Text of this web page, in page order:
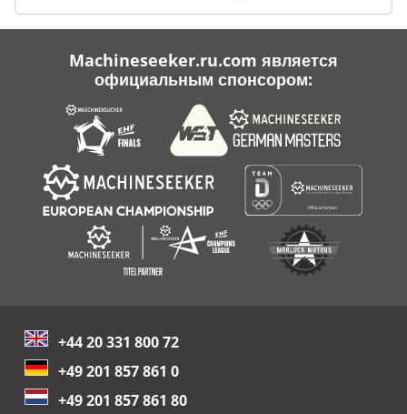
Machineseeker.ru.com является
официальным спонсором:
+44 20 331 800 72
+49 201 857 861 0
+49 201 857 861 80